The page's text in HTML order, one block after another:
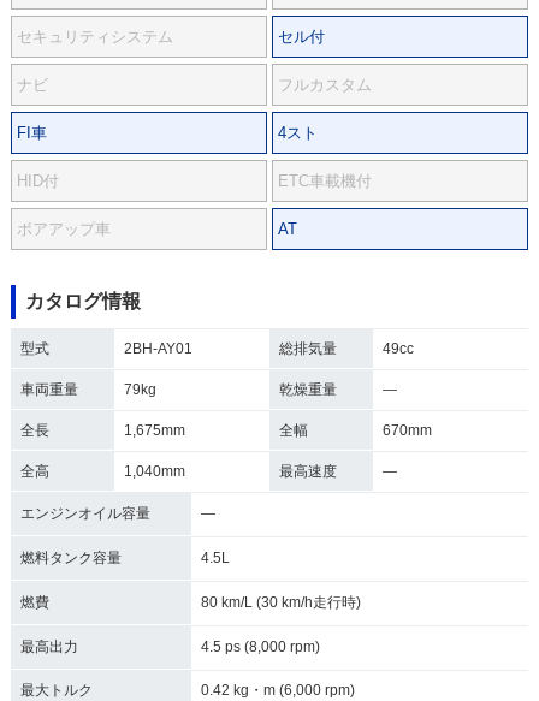
セキュリティシステム セル付
ナビ フルカスタム
FI車 4スト
HID付 ETC車載機付
ボアアップ車 AT
カタログ情報
型式 2BH-AY01 総排気量 49cc
車両重量 79kg 乾燥重量 ―
全長 1,675mm 全幅 670mm
全高 1,040mm 最高速度 ―
エンジンオイル容量 ―
燃料タンク容量 4.5L
燃費 80 km/L (30 km/h走行時)
最高出力 4.5 ps (8,000 rpm)
最大トルク 0.42 kg・m (6,000 rpm)